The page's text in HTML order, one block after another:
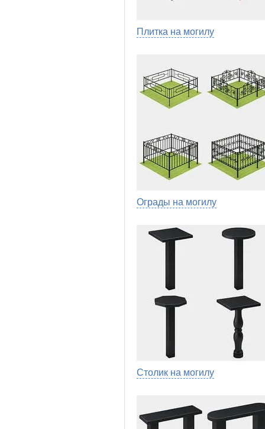
Плитка на могилу
Ограды на могилу
Столик на могилу